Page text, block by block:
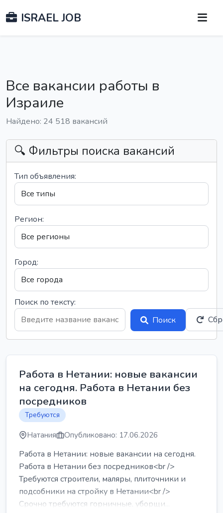
ISRAEL JOB
Все вакансии работы в
Израиле
Найдено: 24 518 вакансий
🔍 Фильтры поиска вакансий
Тип объявления:
Регион:
Город:
Поиск по тексту:
Поиск
Работа в Нетании: новые вакансии
на сегодня. Работа в Нетании без
посредников
Требуются
Натания Опубликовано: 17.06.2026
Работа в Нетании: новые вакансии на сегодня.
Работа в Нетании без посредников<br />
Требуются строители, маляры, плиточники и
подсобники на стройку в Нетании<br />
Срочно требуются горничные, уборщи...